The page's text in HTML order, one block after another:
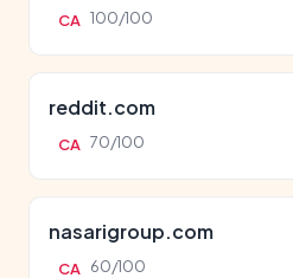
CA 100/100
reddit.com
CA 70/100
nasarigroup.com
CA 60/100